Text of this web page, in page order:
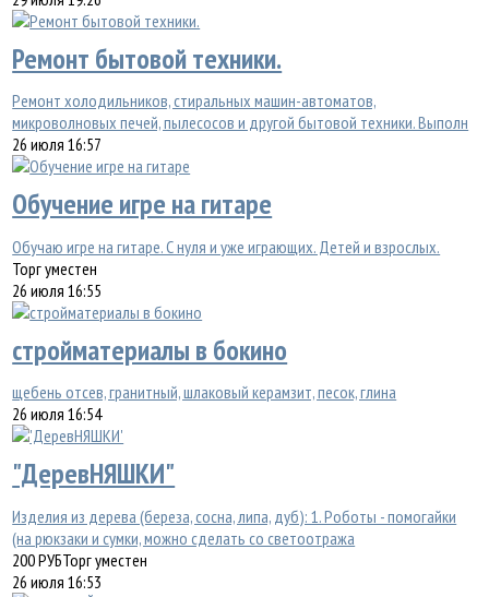
Ремонт бытовой техники.
Ремонт холодильников, стиральных машин-автоматов,
микроволновых печей, пылесосов и другой бытовой техники. Выполн
26 июля 16:57
Обучение игре на гитаре
Обучаю игре на гитаре. С нуля и уже играющих. Детей и взрослых.
Торг уместен
26 июля 16:55
стройматериалы в бокино
щебень отсев, гранитный, шлаковый керамзит, песок, глина
26 июля 16:54
"ДеревНЯШКИ"
Изделия из дерева (береза, сосна, липа, дуб): 1. Роботы - помогайки
(на рюкзаки и сумки, можно сделать со светоотража
200РУБТорг уместен
26 июля 16:53